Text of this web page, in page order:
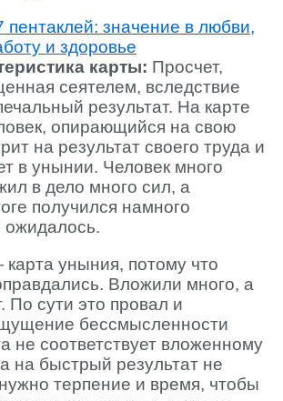
карты: Просчет,
сеятелем, вследствие
результат. На карте
опирающийся на свою
на результат своего труда и
в унынии. Человек много
в дело много сил, а
получился намного
ожидалось.
уныния, потому что
Вложили много, а
По сути это провал и
бессмысленности
не соответствует вложенному
на быстрый результат не
терпение и время, чтобы